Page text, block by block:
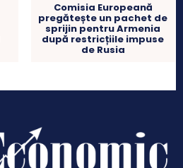
Comisia Europeană
pregătește un pachet de
sprijin pentru Armenia
după restricțiile impuse
de Rusia